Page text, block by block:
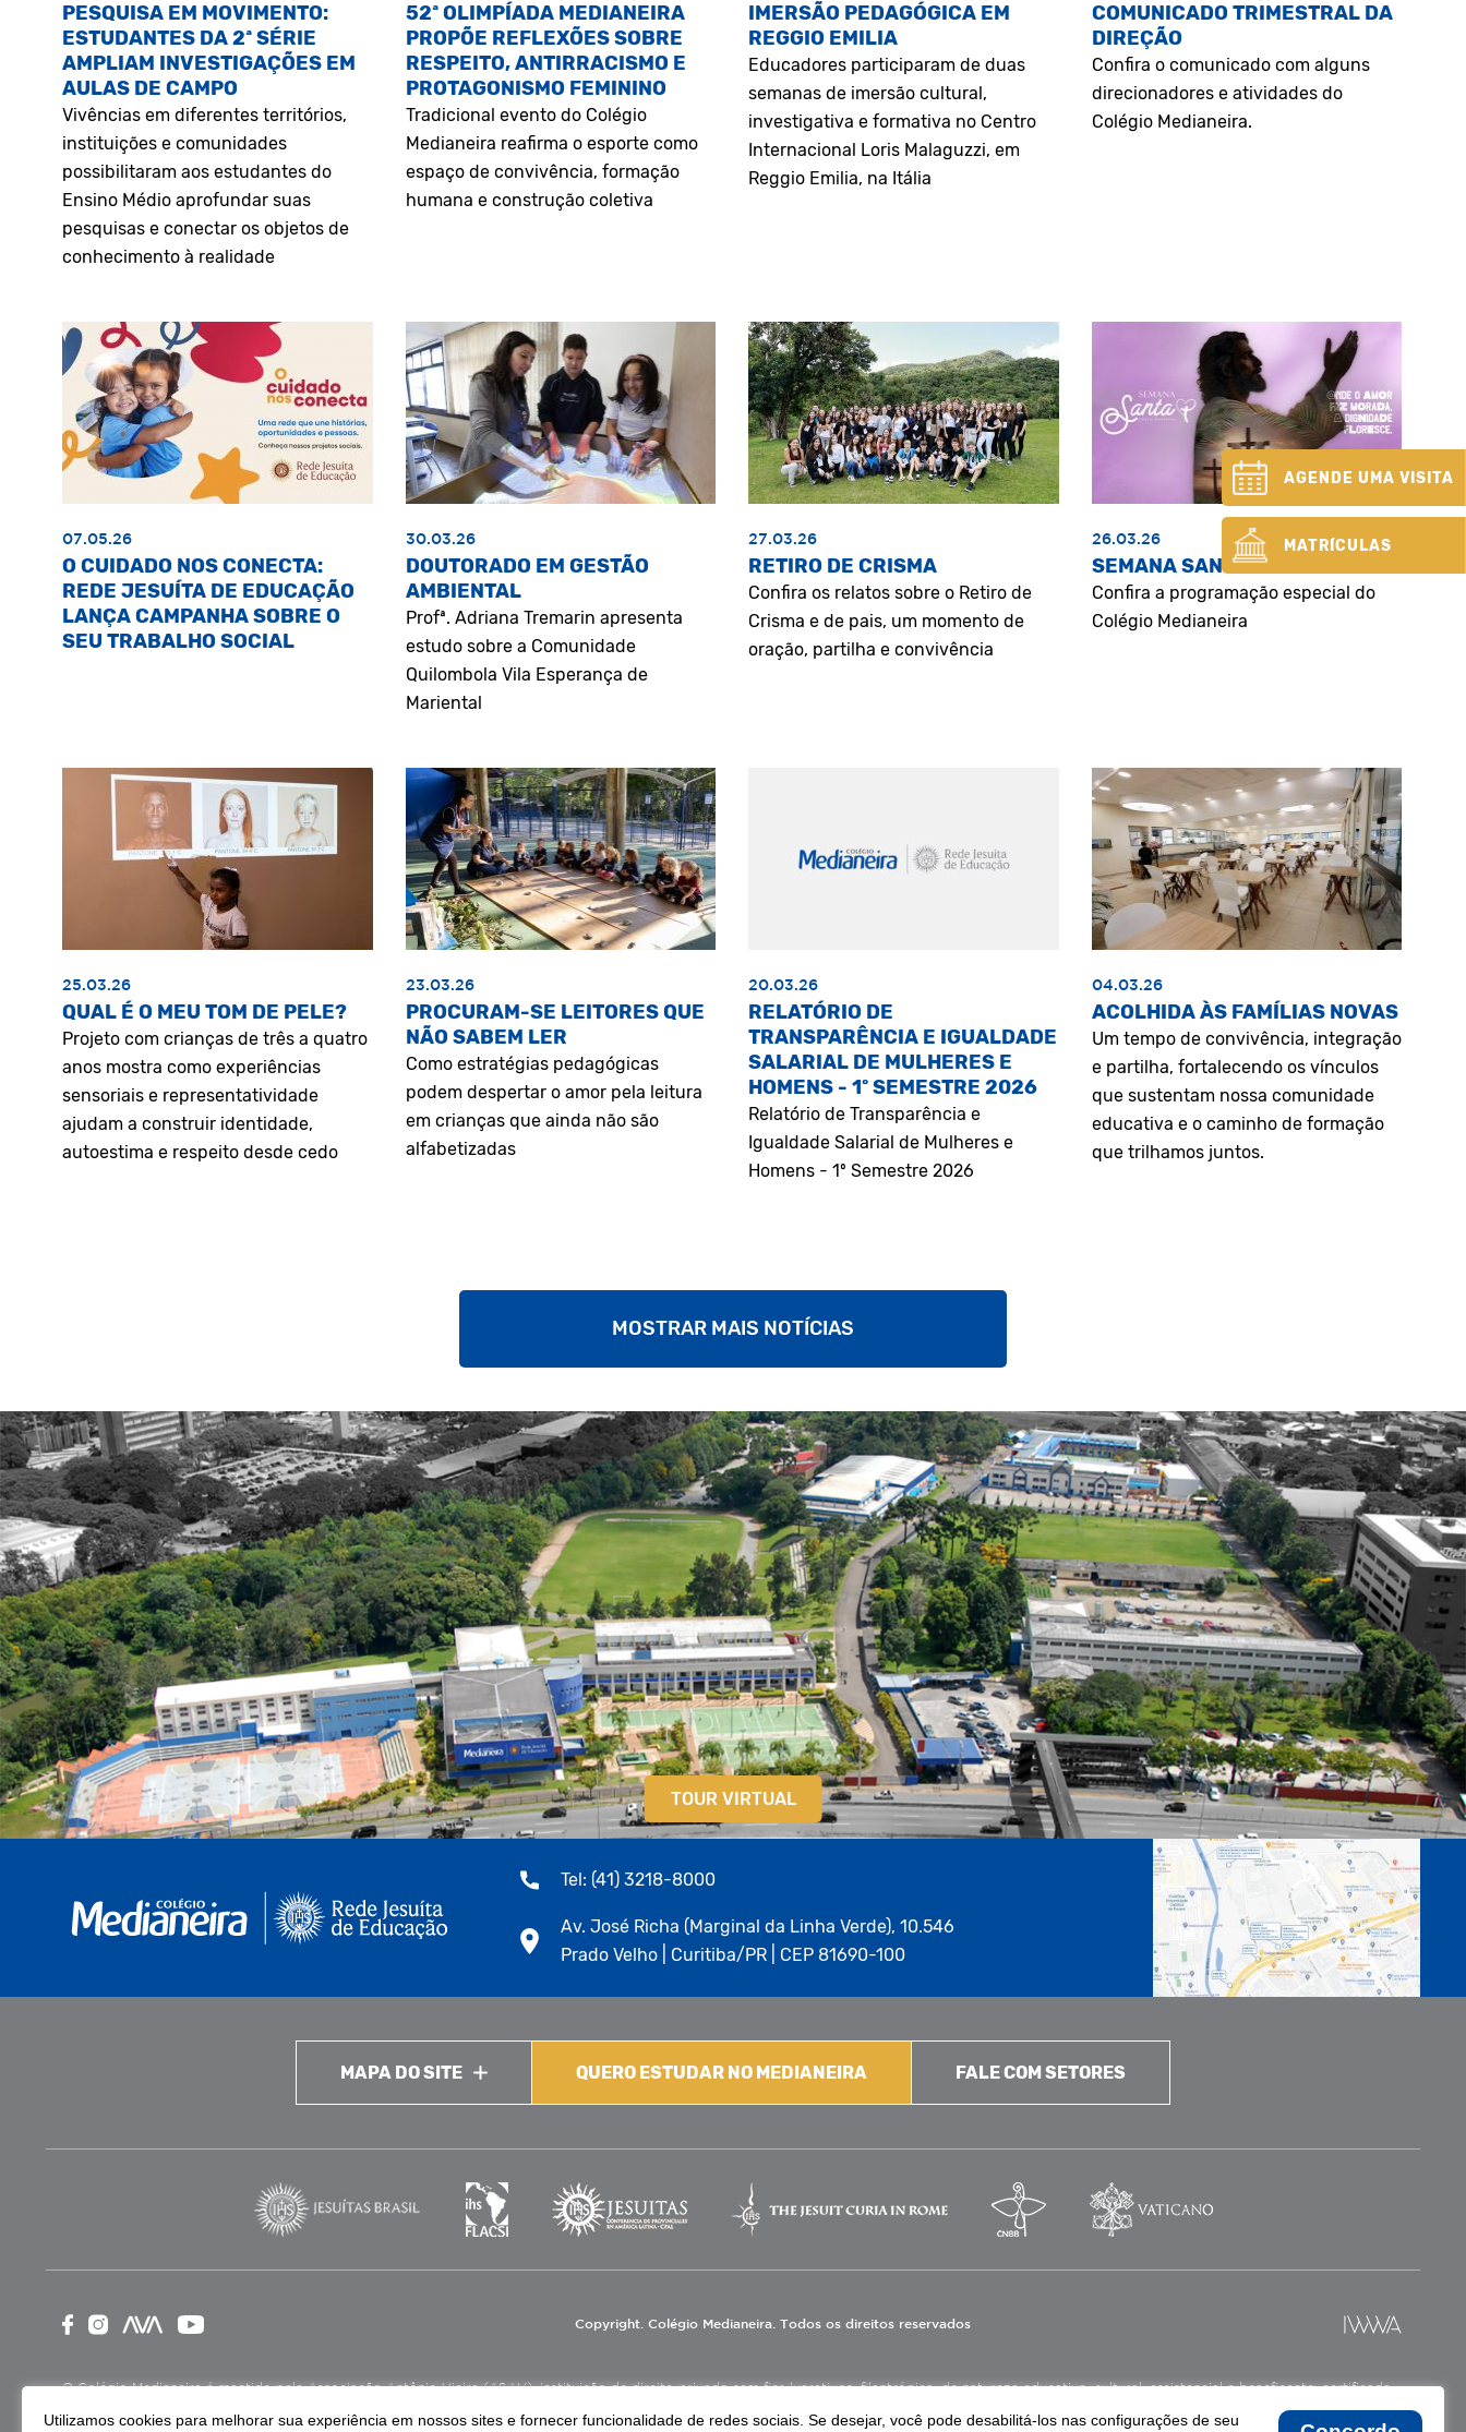
PESQUISA EM MOVIMENTO:
ESTUDANTES DA 2ª SÉRIE
AMPLIAM INVESTIGAÇÕES EM
AULAS DE CAMPO
Vivências em diferentes territórios,
instituições e comunidades
possibilitaram aos estudantes do
Ensino Médio aprofundar suas
pesquisas e conectar os objetos de
conhecimento à realidade
52ª OLIMPÍADA MEDIANEIRA
PROPÕE REFLEXÕES SOBRE
RESPEITO, ANTIRRACISMO E
PROTAGONISMO FEMININO
Tradicional evento do Colégio
Medianeira reafirma o esporte como
espaço de convivência, formação
humana e construção coletiva
IMERSÃO PEDAGÓGICA EM
REGGIO EMILIA
Educadores participaram de duas
semanas de imersão cultural,
investigativa e formativa no Centro
Internacional Loris Malaguzzi, em
Reggio Emilia, na Itália
COMUNICADO TRIMESTRAL DA
DIREÇÃO
Confira o comunicado com alguns
direcionadores e atividades do
Colégio Medianeira.
07.05.26
O CUIDADO NOS CONECTA:
REDE JESUÍTA DE EDUCAÇÃO
LANÇA CAMPANHA SOBRE O
SEU TRABALHO SOCIAL
30.03.26
DOUTORADO EM GESTÃO
AMBIENTAL
Profª. Adriana Tremarin apresenta
estudo sobre a Comunidade
Quilombola Vila Esperança de
Mariental
27.03.26
RETIRO DE CRISMA
Confira os relatos sobre o Retiro de
Crisma e de pais, um momento de
oração, partilha e convivência
26.03.26
SEMANA SANTA
Confira a programação especial do
Colégio Medianeira
25.03.26
QUAL É O MEU TOM DE PELE?
Projeto com crianças de três a quatro
anos mostra como experiências
sensoriais e representatividade
ajudam a construir identidade,
autoestima e respeito desde cedo
23.03.26
PROCURAM-SE LEITORES QUE
NÃO SABEM LER
Como estratégias pedagógicas
podem despertar o amor pela leitura
em crianças que ainda não são
alfabetizadas
20.03.26
RELATÓRIO DE
TRANSPARÊNCIA E IGUALDADE
SALARIAL DE MULHERES E
HOMENS - 1º SEMESTRE 2026
Relatório de Transparência e
Igualdade Salarial de Mulheres e
Homens - 1º Semestre 2026
04.03.26
ACOLHIDA ÀS FAMÍLIAS NOVAS
Um tempo de convivência, integração
e partilha, fortalecendo os vínculos
que sustentam nossa comunidade
educativa e o caminho de formação
que trilhamos juntos.
MOSTRAR MAIS NOTÍCIAS
AGENDE UMA VISITA
MATRÍCULAS
TOUR VIRTUAL
Tel: (41) 3218-8000
Av. José Richa (Marginal da Linha Verde), 10.546
Prado Velho | Curitiba/PR | CEP 81690-100
MAPA DO SITE QUERO ESTUDAR NO MEDIANEIRA FALE COM SETORES
Copyright. Colégio Medianeira. Todos os direitos reservados
O Colégio Medianeira é mantido pela Associação Antônio Vieira (ASAV), instituição de direito privado sem fins lucrativos, filantrópica, de natureza educativa, cultural, assistencial e beneficente, certificada
Utilizamos cookies para melhorar sua experiência em nossos sites e fornecer funcionalidade de redes sociais. Se desejar, você pode desabilitá-los nas configurações de seu